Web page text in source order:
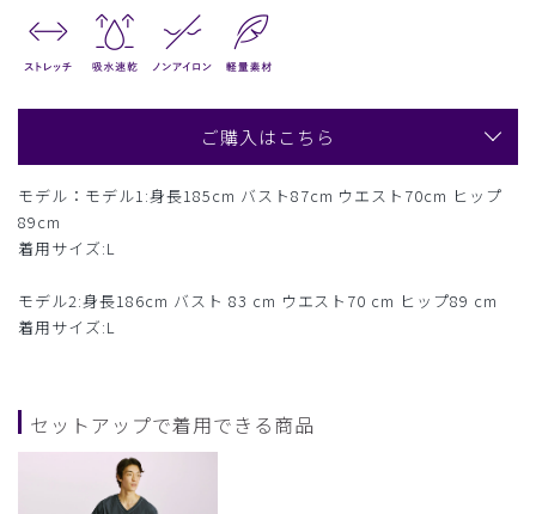
ご購入はこちら
モデル：モデル1:身長185cm バスト87cm ウエスト70cm ヒップ
89cm
着用サイズ:L
モデル2:身長186cm バスト 83 cm ウエスト70 cm ヒップ89 cm
着用サイズ:L
セットアップで着用できる商品